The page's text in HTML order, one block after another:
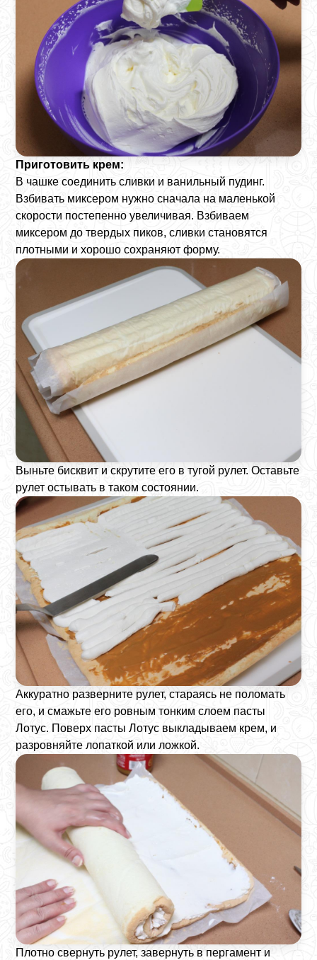
Приготовить крем:
В чашке соединить сливки и ванильный пудинг.
Взбивать миксером нужно сначала на маленькой
скорости постепенно увеличивая. Взбиваем
миксером до твердых пиков, сливки становятся
плотными и хорошо сохраняют форму.
Выньте бисквит и скрутите его в тугой рулет. Оставьте
рулет остывать в таком состоянии.
Аккуратно разверните рулет, стараясь не поломать
его, и смажьте его ровным тонким слоем пасты
Лотус. Поверх пасты Лотус выкладываем крем, и
разровняйте лопаткой или ложкой.
Плотно свернуть рулет, завернуть в пергамент и